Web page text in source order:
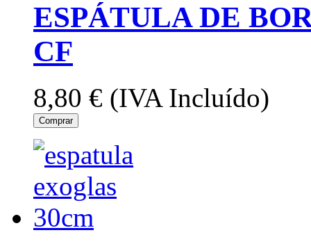
ESPÁTULA DE
CF
8,80 € (IVA Incluído)
Comprar